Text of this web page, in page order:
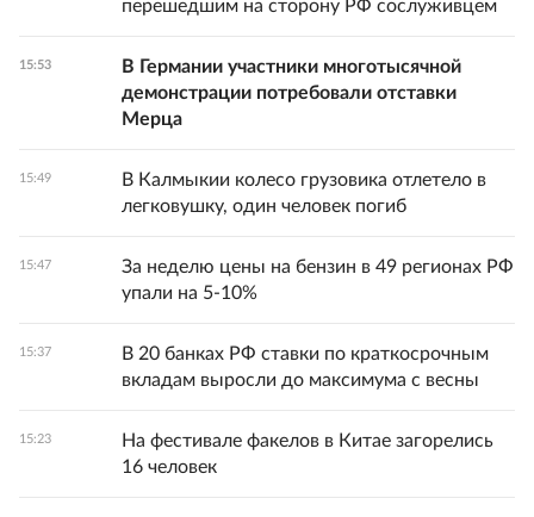
перешедшим на сторону РФ сослуживцем
15:53
В Германии участники многотысячной
демонстрации потребовали отставки
Мерца
15:49
В Калмыкии колесо грузовика отлетело в
легковушку, один человек погиб
15:47
За неделю цены на бензин в 49 регионах РФ
упали на 5-10%
15:37
В 20 банках РФ ставки по краткосрочным
вкладам выросли до максимума с весны
15:23
На фестивале факелов в Китае загорелись
16 человек